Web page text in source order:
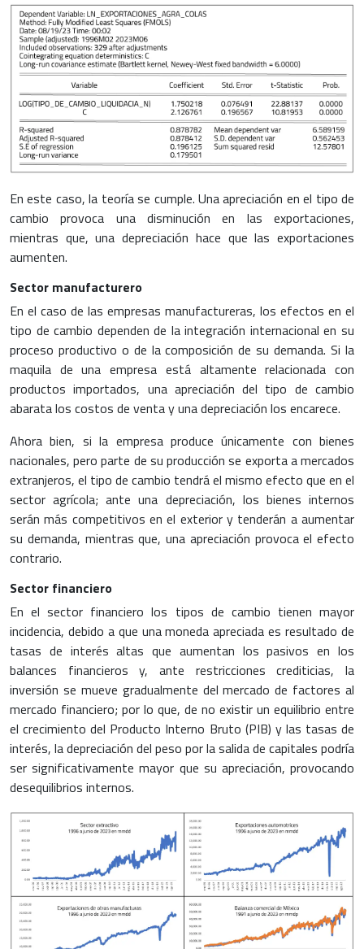
En este caso, la teoría se cumple. Una apreciación en el tipo de
cambio provoca una disminución en las exportaciones,
mientras que, una depreciación hace que las exportaciones
aumenten.
Sector manufacturero
En el caso de las empresas manufactureras, los efectos en el
tipo de cambio dependen de la integración internacional en su
proceso productivo o de la composición de su demanda. Si la
maquila de una empresa está altamente relacionada con
productos importados, una apreciación del tipo de cambio
abarata los costos de venta y una depreciación los encarece.
Ahora bien, si la empresa produce únicamente con bienes
nacionales, pero parte de su producción se exporta a mercados
extranjeros, el tipo de cambio tendrá el mismo efecto que en el
sector agrícola; ante una depreciación, los bienes internos
serán más competitivos en el exterior y tenderán a aumentar
su demanda, mientras que, una apreciación provoca el efecto
contrario.
Sector financiero
En el sector financiero los tipos de cambio tienen mayor
incidencia, debido a que una moneda apreciada es resultado de
tasas de interés altas que aumentan los pasivos en los
balances financieros y, ante restricciones crediticias, la
inversión se mueve gradualmente del mercado de factores al
mercado financiero; por lo que, de no existir un equilibrio entre
el crecimiento del Producto Interno Bruto (PIB) y las tasas de
interés, la depreciación del peso por la salida de capitales podría
ser significativamente mayor que su apreciación, provocando
desequilibrios internos.